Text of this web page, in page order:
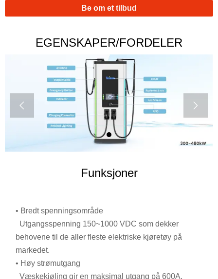
Be om et tilbud
EGENSKAPER/FORDELER
 
Funksjoner
• Bredt spenningsområde
Utgangsspenning 150~1000 VDC som dekker
behovene til de aller fleste elektriske kjøretøy på
markedet.
• Høy strømutgang
Væskekjøling gir en maksimal utgang på 600A,